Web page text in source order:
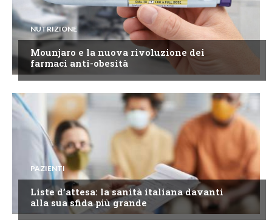
NUTRIZIONE
Mounjaro e la nuova rivoluzione dei
farmaci anti-obesità
PAZIENTI
Liste d’attesa: la sanità italiana davanti
alla sua sfida più grande